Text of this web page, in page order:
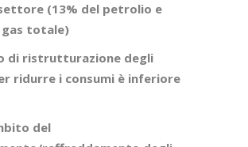
(13% del petrolio e
gas totale)
di ristrutturazione degli
ridurre i consumi è inferiore
del